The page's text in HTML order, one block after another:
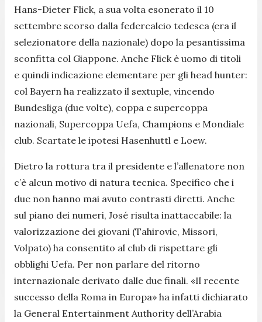
Hans-Dieter Flick, a sua volta esonerato il 10
settembre scorso dalla federcalcio tedesca (era il
selezionatore della nazionale) dopo la pesantissima
sconfitta col Giappone. Anche Flick è uomo di titoli
e quindi indicazione elementare per gli head hunter:
col Bayern ha realizzato il sextuple, vincendo
Bundesliga (due volte), coppa e supercoppa
nazionali, Supercoppa Uefa, Champions e Mondiale
club. Scartate le ipotesi Hasenhuttl e Loew.
Dietro la rottura tra il presidente e l’allenatore non
c’è alcun motivo di natura tecnica. Specifico che i
due non hanno mai avuto contrasti diretti. Anche
sul piano dei numeri, José risulta inattaccabile: la
valorizzazione dei giovani (Tahirovic, Missori,
Volpato) ha consentito al club di rispettare gli
obblighi Uefa. Per non parlare del ritorno
internazionale derivato dalle due finali. «Il recente
successo della Roma in Europa» ha infatti dichiarato
la General Entertainment Authority dell’Arabia